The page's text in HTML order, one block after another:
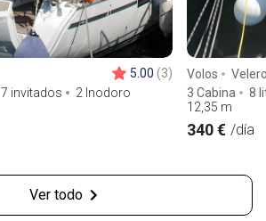
7 invitados
2 Inodoro
5.00 (3) Volos
3 Cabina
8
12,35 m
340 € /día
Ver todo